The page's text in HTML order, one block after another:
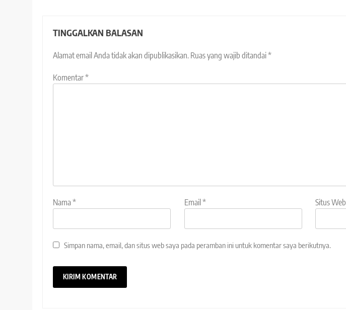
TINGGALKAN BALASAN
Alamat email Anda tidak akan dipublikasikan. Ruas yang wajib ditandai*
Komentar*
Nama* Email * Situs Web
Simpan nama, email, dan situs web saya pada peramban ini untuk komentar saya berikutnya.